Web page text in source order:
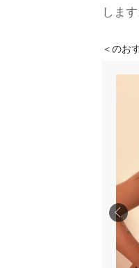
しま
＜のお